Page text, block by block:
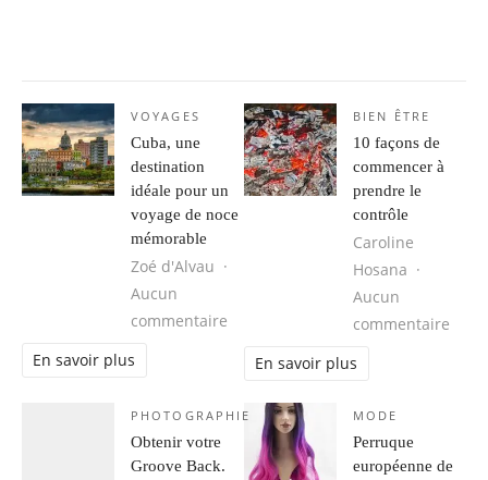
VOYAGES
Cuba, une
destination
idéale pour un
voyage de noce
mémorable
Zoé d'Alvau
Aucun
commentaire sur Cuba, une destination idéale
En savoir plus
BIEN ÊTRE
10 façons de
commencer à
prendre le
contrôle
Caroline
Hosana
Aucun
commentaire
En savoir plus
PHOTOGRAPHIE
Obtenir votre
Groove Back.
MODE
Perruque
européenne de